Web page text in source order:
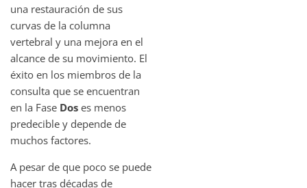
una restauración de sus
curvas de la columna
vertebral y una mejora en el
alcance de su movimiento. El
éxito en los miembros de la
consulta que se encuentran
en la Fase Dos es menos
predecible y depende de
muchos factores.
A pesar de que poco se puede
hacer tras décadas de